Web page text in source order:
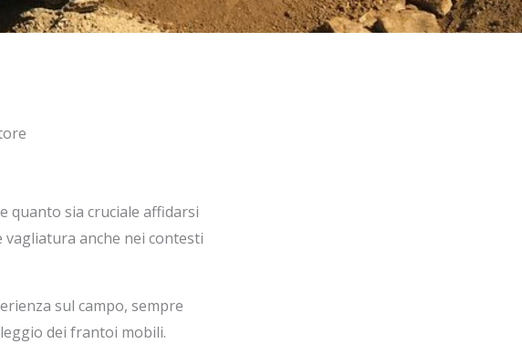
quanto sia cruciale affidarsi
anche nei contesti
sul campo, sempre
dei frantoi mobili.